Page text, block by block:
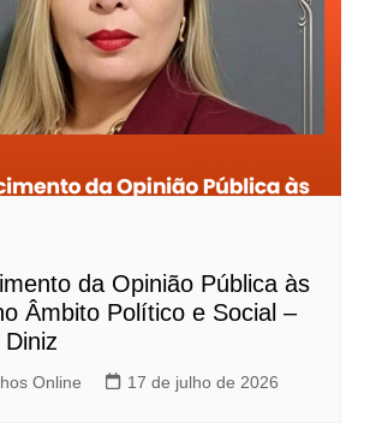
da Opinião Pública às
Âmbito Político e Social –
Online 17 de julho de 2026